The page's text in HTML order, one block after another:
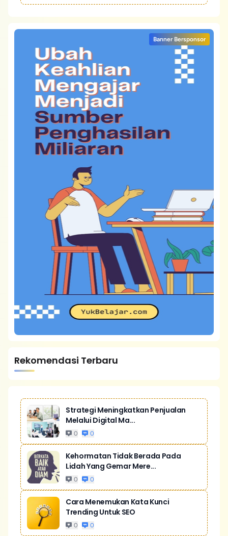
Banner Bersponsor
Rekomendasi Terbaru
Strategi Meningkatkan Penjualan
Melalui Digital Ma...
0 0
Kehormatan Tidak Berada Pada
Lidah Yang Gemar Mere...
0 0
Cara Menemukan Kata Kunci
Trending Untuk SEO
0 0